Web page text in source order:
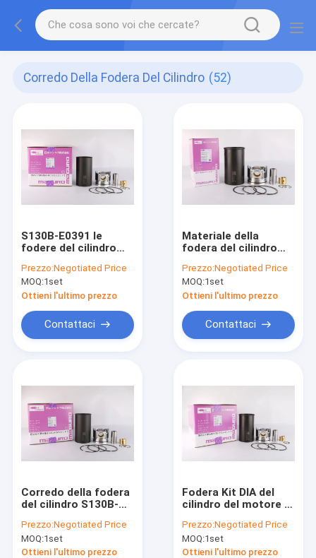
Corredo Della Fodera Del Cilindro (52)
S130B-E0391 le
fodere del cilindro
Prezzo:Negotiated Price
MOQ:1set
Ottieni l'ultimo prezzo
Contattaci
Materiale della
fodera del cilindro
Prezzo:Negotiated Price
MOQ:1set
Ottieni l'ultimo prezzo
Contattaci
Corredo della fodera
del cilindro S130B-
Prezzo:Negotiated Price
MOQ:1set
Ottieni l'ultimo prezzo
Fodera Kit DIA del
cilindro del motore di
S130B-E0391 S130B-
E0370
Prezzo:Negotiated Price
MOQ:1set
Ottieni l'ultimo prezzo